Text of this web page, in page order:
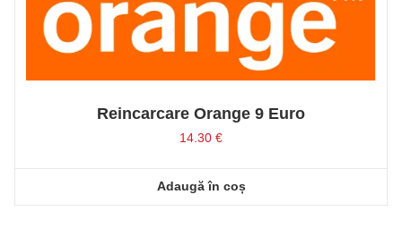
Reincarcare Orange 9 Euro
14.30 €
Adaugă în coș